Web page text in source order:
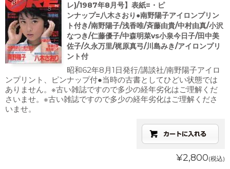
レ)/1987年8月号】表紙=・ピ
ンナップ=八木さおり●南野陽子アイロンプリン
ト付き/南野陽子/浅香唯/斉藤由貴/中村由真/小沢
なつき/仁藤優子/中森明菜vs小泉今日子/田中美
佐子/久永万里/梶原真弓/川島みき/アイロンプリ
ント付
昭和62年8月1日発行/講談社/南野陽子アイロ
ンプリント、ピンナップ付●当時の古書としてひどい状態では
ありません。※古い雑誌ですので多少の経年劣化はご理解くだ
さいませ。※古い雑誌ですので多少の経年劣化はご理解くださ
いませ。
¥2,800(税込)